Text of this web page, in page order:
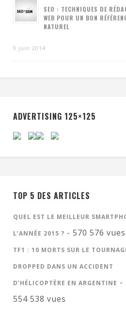
SEO : TECHNIQUES DE
WEB POUR UN BON
NATUREL
9 juin 2014
ADVERTISING 125×125
TOP 5 DES ARTICLES
QUEL EST LE MEILLEUR
L’ANNÉE 2015 ? - 570 576 vues
TF1 : 10 MORTS SUR LE
DROPPED DANS UN ACCIDENT
D’HÉLICOPTÈRE EN ARGENTINE -
554 538 vues